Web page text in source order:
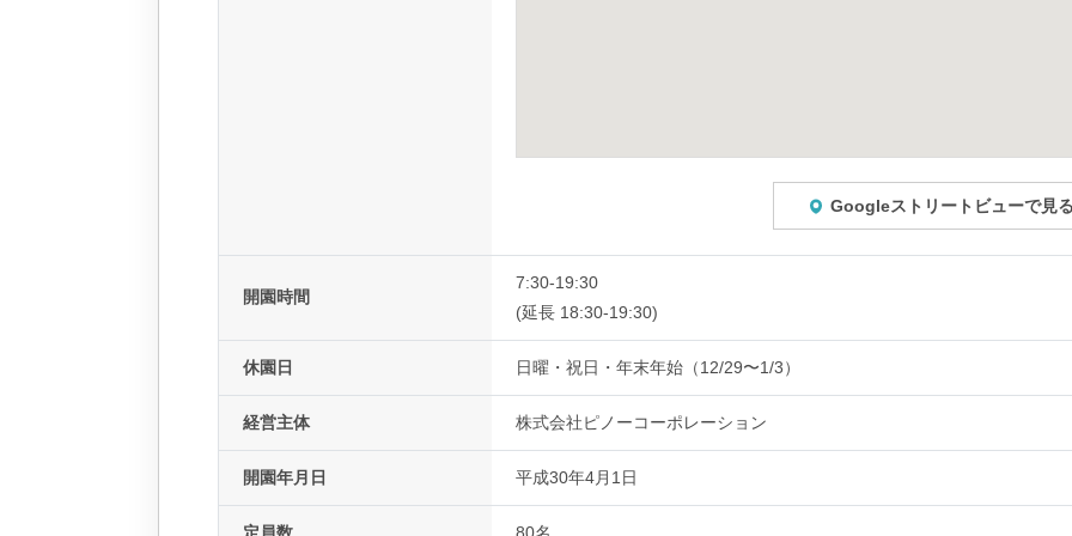
Googleストリートビューで見
開園時間
7:30-19:30
(延長 18:30-19:30)
休園日 日曜・祝日・年末年始（12/29〜1/3）
経営主体 株式会社ピノーコーポレーション
開園年月日 平成30年4月1日